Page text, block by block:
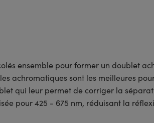
ensemble pour former un doublet
achromatiques sont les meilleures
qui leur permet de corriger la
pour 425 - 675 nm, réduisant la